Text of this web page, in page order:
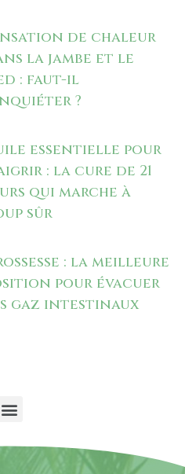
de chaleur
la jambe et le
: faut-il
?
essentielle pour
: la cure de 21
qui marche à
sûr
: la meilleure
pour évacuer
gaz intestinaux